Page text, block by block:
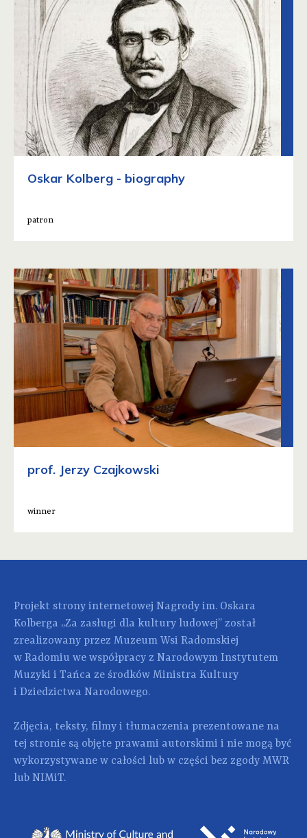
Oskar Kolberg - biography
patron
prof. Jerzy Czajkowski
winner
Projekt strony internetowej Nagrody im. Oskara
Kolberga „Za zasługi dla kultury ludowej” został
zrealizowany przez Muzeum Wsi Radomskiej
w Radomiu we współpracy z Narodowym Instytutem
Muzyki i Tańca ze środków Ministra Kultury
i Dziedzictwa Narodowego.
Zdjęcia, teksty, filmy i tłumaczenia prezentowane na
tej stronie są objęte prawami autorskimi i nie mogą być
wykorzystywane w całości lub w części bez zgody MWR
lub NIMiT.